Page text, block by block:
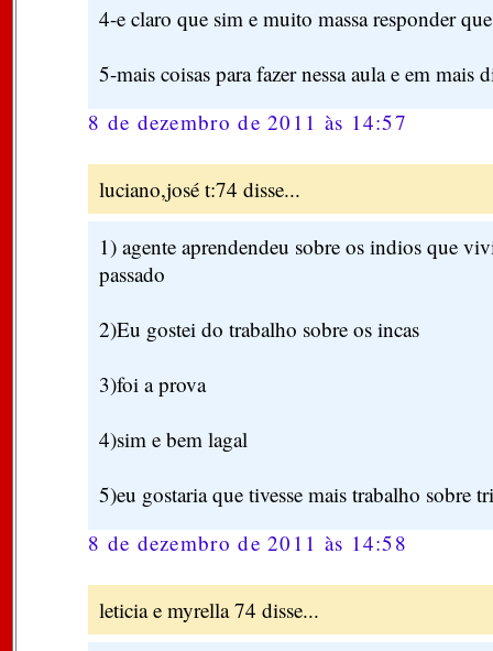
4-e claro que sim e muito massa responder
5-mais coisas para fazer nessa aula e em mais
8 de dezembro de 2011 às 14:57
luciano,josé t:74 disse...
1) agente aprendendeu sobre os indios que
passado
2)Eu gostei do trabalho sobre os incas
3)foi a prova
4)sim e bem lagal
5)eu gostaria que tivesse mais trabalho sobre
8 de dezembro de 2011 às 14:58
leticia e myrella 74 disse...